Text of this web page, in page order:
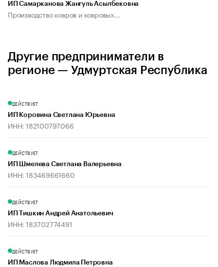
ИП Самарканова Жангуль Асылбековна
Производство ковров и ковровых...
Другие предприниматели в
регионе — Удмуртская Республика
ДЕЙСТВУЕТ
ИП Коровина Светлана Юрьевна
ИНН: 182100797066
ДЕЙСТВУЕТ
ИП Шмелева Светлана Валерьевна
ИНН: 183469661660
ДЕЙСТВУЕТ
ИП Тишкин Андрей Анатольевич
ИНН: 183702774491
ДЕЙСТВУЕТ
ИП Маслова Людмила Петровна